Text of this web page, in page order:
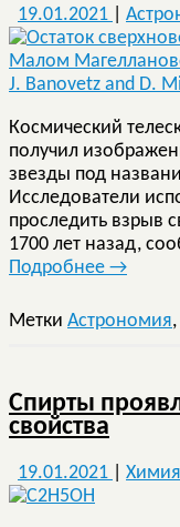
19.01.2021
Космический
получил
звезды под
Исследователи
проследить взрыв
1700 лет назад,
Подробнее →
Метки Астрономия,
Спирты
свойства
19.01.2021 Химия